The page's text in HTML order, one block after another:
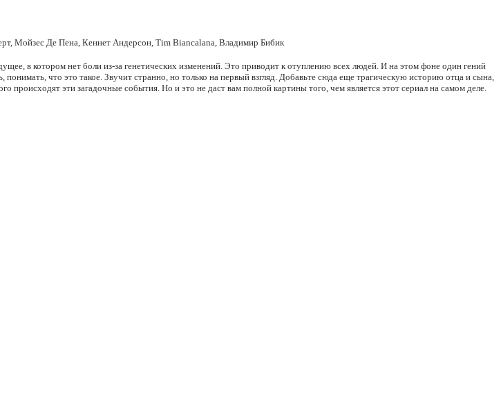
Мойзес Де Пена, Кеннет Андерсон, Tim Biancalana, Владимир Бибик
в котором нет боли из-за генетических изменений. Это приводит к отуплению всех людей. И на этом фоне один гений
что это такое. Звучит странно, но только на первый взгляд. Добавьте сюда еще трагическую историю отца и сына,
эти загадочные события. Но и это не даст вам полной картины того, чем является этот сериал на самом деле.